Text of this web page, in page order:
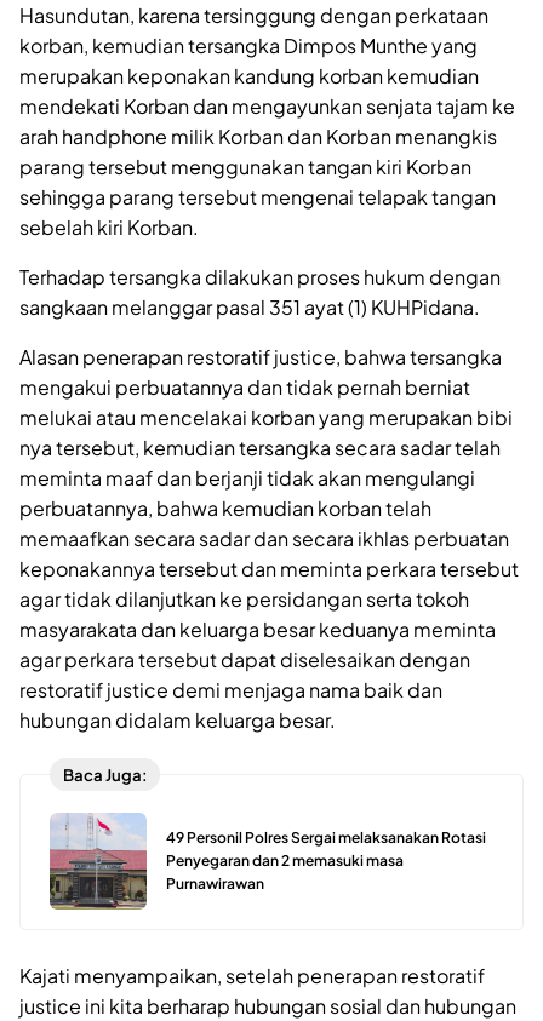
Hasundutan, karena tersinggung dengan perkataan
korban, kemudian tersangka Dimpos Munthe yang
merupakan keponakan kandung korban kemudian
mendekati Korban dan mengayunkan senjata tajam ke
arah handphone milik Korban dan Korban menangkis
parang tersebut menggunakan tangan kiri Korban
sehingga parang tersebut mengenai telapak tangan
sebelah kiri Korban.
Terhadap tersangka dilakukan proses hukum dengan
sangkaan melanggar pasal 351 ayat (1) KUHPidana.
Alasan penerapan restoratif justice, bahwa tersangka
mengakui perbuatannya dan tidak pernah berniat
melukai atau mencelakai korban yang merupakan bibi
nya tersebut, kemudian tersangka secara sadar telah
meminta maaf dan berjanji tidak akan mengulangi
perbuatannya, bahwa kemudian korban telah
memaafkan secara sadar dan secara ikhlas perbuatan
keponakannya tersebut dan meminta perkara tersebut
agar tidak dilanjutkan ke persidangan serta tokoh
masyarakata dan keluarga besar keduanya meminta
agar perkara tersebut dapat diselesaikan dengan
restoratif justice demi menjaga nama baik dan
hubungan didalam keluarga besar.
Baca Juga:
49 Personil Polres Sergai melaksanakan Rotasi
Penyegaran dan 2 memasuki masa
Purnawirawan
Kajati menyampaikan, setelah penerapan restoratif
justice ini kita berharap hubungan sosial dan hubungan